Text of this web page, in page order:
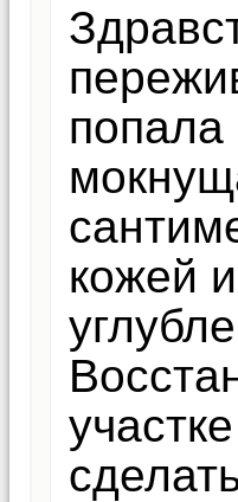
попала
кожей